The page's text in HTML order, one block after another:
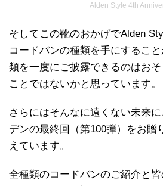
Alden Style 4th
そしてこの靴のおかげでAlden
コードバンの種類を手にするこ
類を一度にご披露できるのはお
ことではないかと思っています。
さらにはそんなに遠くない未来
デンの最終回（第100弾）をお贈
えています。
全種類のコードバンのご紹介と